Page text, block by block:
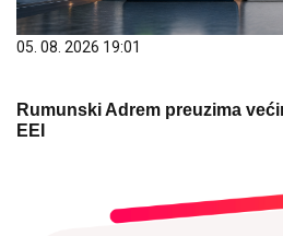
05. 08. 2026 19:01
Rumunski Adrem preuzima
EEI